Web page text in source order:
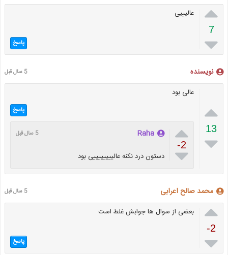

7

عالیییی
پاسخ
نویسنده 5 سال قبل

13

عالی بود
پاسخ

-2

Raha 5 سال قبل
دستون درد نکنه عالییییییییی بود
محمد صالح اعرابی 5 سال قبل

-2

بعضی از سوال ها جوابش غلط است
پاسخ